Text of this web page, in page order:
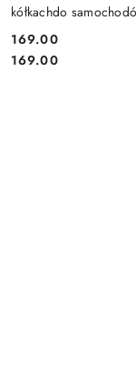
kółkachdo
Cena:
169.00
Cena:
169.00